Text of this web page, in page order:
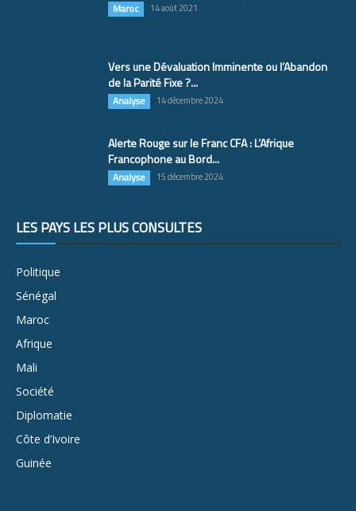
Maroc 14 août 2021
Vers une Dévaluation Imminente ou l’Abandon
de la Parité Fixe ?...
Analyse 14 décembre 2024
Alerte Rouge sur le Franc CFA : L’Afrique
Francophone au Bord...
Analyse 15 décembre 2024
LES PAYS LES PLUS CONSULTÉS
Politique
Sénégal
Maroc
Afrique
Mali
Société
Diplomatie
Côte d’Ivoire
Guinée